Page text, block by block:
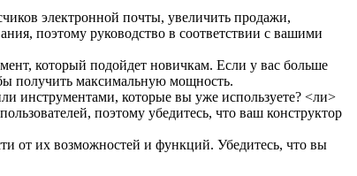
электронной почты, увеличить продажи,
поэтому руководство в соответствии с вашими
который подойдет новичкам. Если у вас больше
получить максимальную мощность.
инструментами, которые вы уже используете? <ли>
поэтому убедитесь, что ваш конструктор
от их возможностей и функций. Убедитесь, что вы